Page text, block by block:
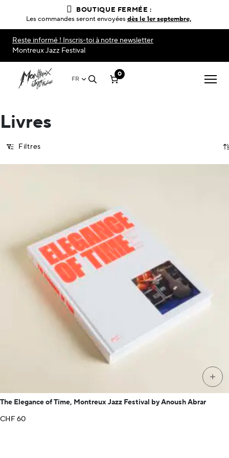
Reste informé ! Inscris-toi à notre newsletter
Montreux Jazz Festival
FR
0
Livres
Filtres
+
The Elegance of Time, Montreux Jazz Festival by Anoush Abrar
CHF60
BOUTIQUE FERMÉE :
Les commandes seront envoyéesdès le 1er septembre,